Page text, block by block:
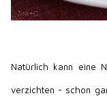
Natürlich kann eine
verzichten - schon